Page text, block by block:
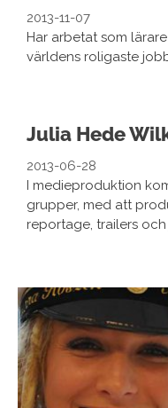
2013-11-07
Har arbetat som
världens roligaste
Julia Hede
2013-06-28
I medieproduktion
grupper, med att
reportage, trailers